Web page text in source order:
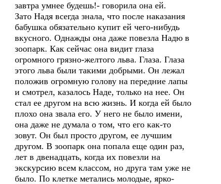
завтра умнее будешь!- говорила она ей.
Зато Надя всегда знала, что после наказания
бабушка обязательно купит ей чего-нибудь
вкусного. Однажды она даже повезла Надю в
зоопарк. Как сейчас она видит глаза
огромного грязно-желтого льва. Глаза. Глаза
этого льва были такими добрыми. Он лежал
положив огромную голову на передние лапы
и смотрел, казалось Наде, только на нее. Он
стал ее другом на всю жизнь. И когда ей было
плохо она звала его. У него не было имени,
она даже не думала о том, что его как-то
зовут. Он был просто другом, ее лучшим
другом. В зоопарк она попала еще один раз,
лет в двенадцать, когда их повезли на
экскурсию всем классом, но друга там уже не
было. По клетке метались молодые, ярко-